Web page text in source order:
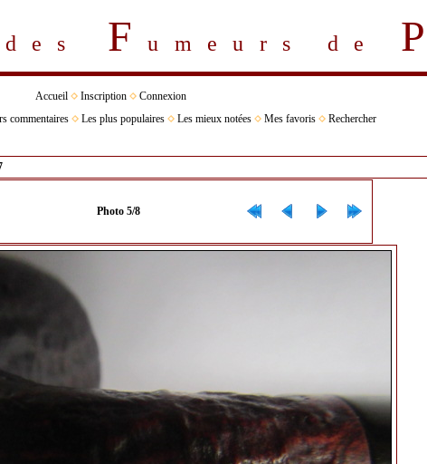
Fumeurs de P
Accueil Inscription
Connexion
commentaires Les plus populaires Les mieux notées Mes favoris Rechercher
Photo 5/8